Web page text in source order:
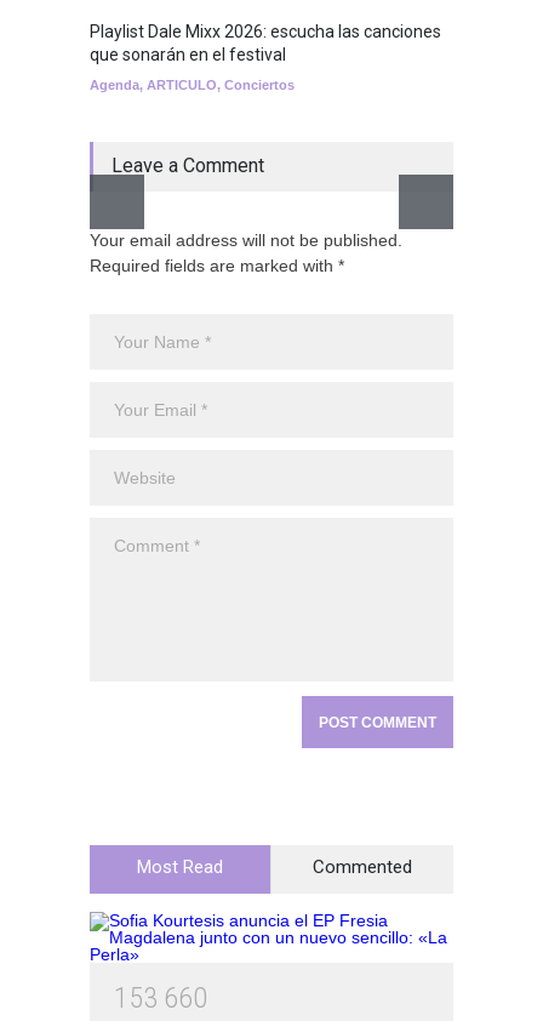
Playlist Dale Mixx 2026: escucha las canciones
que sonarán en el festival
Agenda, ARTICULO, Conciertos
Leave a Comment
Your email address will not be published.
Required fields are marked with *
Most Read Commented
1 53 660